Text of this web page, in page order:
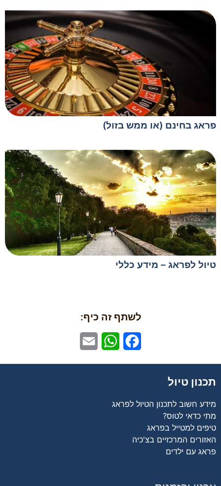
פראג בחינם (או ממש בזול)
טיול לפראג – מידע כללי
לשתף זה כיף:
Facebook
WhatsApp
תכנון טיול
מידע חשוב לתכנון הטיול לפראג
מתי כדאי לטוס?
טיפים למטייל בפראג
האזורים המרכזיים בצ'כיה
פראג עם ילדים